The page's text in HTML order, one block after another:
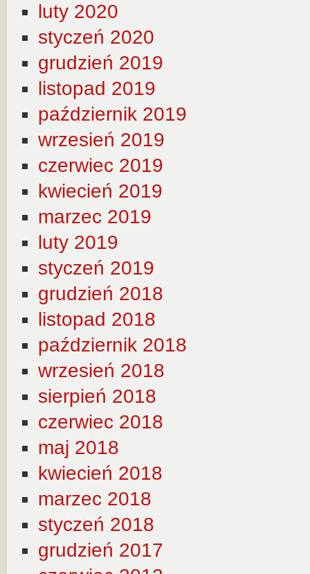
luty 2020
styczeń 2020
grudzień 2019
listopad 2019
październik 2019
wrzesień 2019
czerwiec 2019
kwiecień 2019
marzec 2019
luty 2019
styczeń 2019
grudzień 2018
listopad 2018
październik 2018
wrzesień 2018
sierpień 2018
czerwiec 2018
maj 2018
kwiecień 2018
marzec 2018
styczeń 2018
grudzień 2017